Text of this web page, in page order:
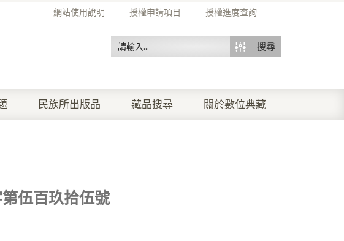
網站使用說明 授權申請項目 授權進度查詢
搜尋
民族所出版品 藏品搜尋 關於數位典藏
伍百玖拾伍號